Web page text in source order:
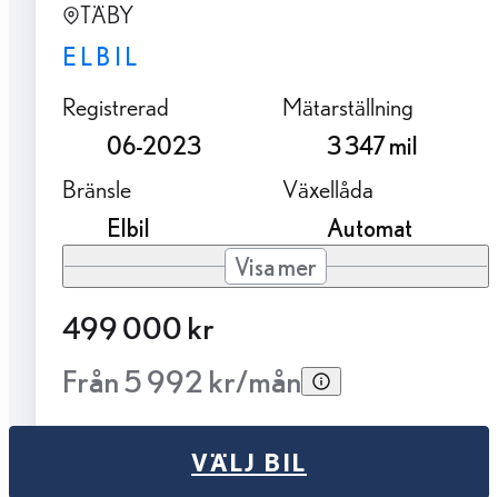
TÄBY
ELBIL
Registrerad
06-2023
Mätarställning
3 347 mil
Bränsle
Elbil
Växellåda
Automat
Visa mer
499 000 kr
Från 5 992 kr/mån
VÄLJ BIL